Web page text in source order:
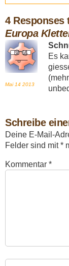
4 Responses
Europa
Mai 14 2013
Es
Schreibe
Deine E-Mail-
Felder sind mit*
Kommentar *